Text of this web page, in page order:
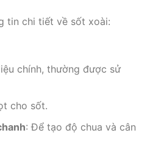
tin chi tiết về sốt xoài:
chính, thường được sử
cho sốt.
: Để tạo độ chua và cân